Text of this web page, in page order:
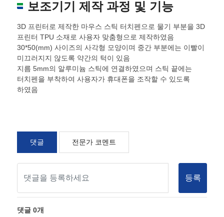
보조기기 제작 과정 및 기능
3D 프린터로 제작한 마우스 스틱 터치펜으로 물기 부분을 3D
프린터 TPU 소재로 사용자 맞춤형으로 제작하였음
30*50(mm) 사이즈의 사각형 모양이며 중간 부분에는 이빨이
미끄러지지 않도록 약간의 턱이 있음
지름 5mm의 알루미늄 스틱에 연결하였으며 스틱 끝에는
터치펜을 부착하여 사용자가 휴대폰을 조작할 수 있도록
하였음
댓글 전문가 코멘트
등록
댓글0개